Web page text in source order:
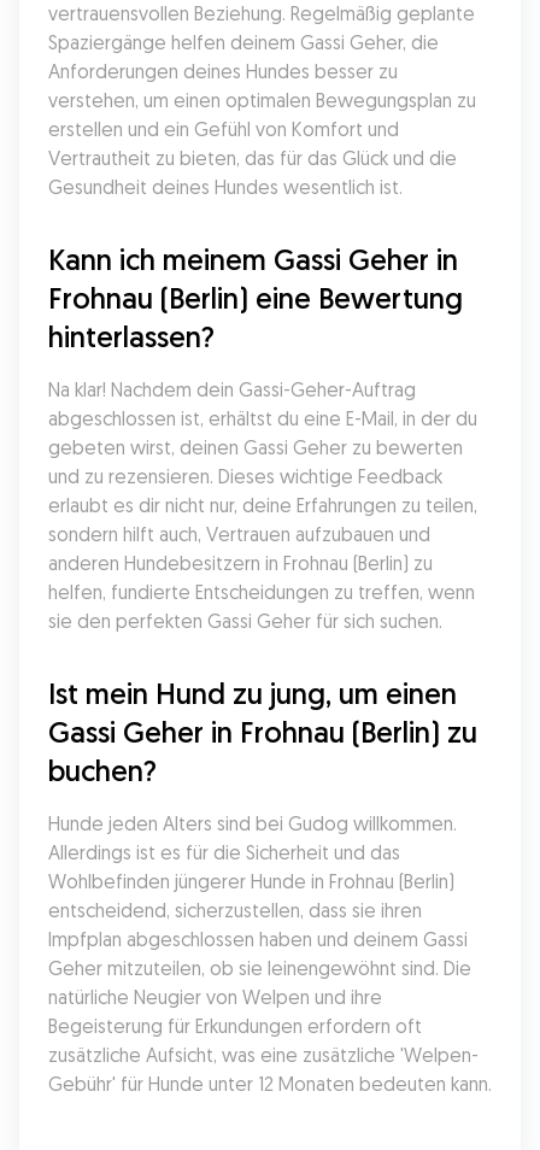
vertrauensvollen Beziehung. Regelmäßig geplante
Spaziergänge helfen deinem Gassi Geher, die
Anforderungen deines Hundes besser zu
verstehen, um einen optimalen Bewegungsplan zu
erstellen und ein Gefühl von Komfort und
Vertrautheit zu bieten, das für das Glück und die
Gesundheit deines Hundes wesentlich ist.
Kann ich meinem Gassi Geher in
Frohnau (Berlin) eine Bewertung
hinterlassen?
Na klar! Nachdem dein Gassi-Geher-Auftrag
abgeschlossen ist, erhältst du eine E-Mail, in der du
gebeten wirst, deinen Gassi Geher zu bewerten
und zu rezensieren. Dieses wichtige Feedback
erlaubt es dir nicht nur, deine Erfahrungen zu teilen,
sondern hilft auch, Vertrauen aufzubauen und
anderen Hundebesitzern in Frohnau (Berlin) zu
helfen, fundierte Entscheidungen zu treffen, wenn
sie den perfekten Gassi Geher für sich suchen.
Ist mein Hund zu jung, um einen
Gassi Geher in Frohnau (Berlin) zu
buchen?
Hunde jeden Alters sind bei Gudog willkommen.
Allerdings ist es für die Sicherheit und das
Wohlbefinden jüngerer Hunde in Frohnau (Berlin)
entscheidend, sicherzustellen, dass sie ihren
Impfplan abgeschlossen haben und deinem Gassi
Geher mitzuteilen, ob sie leinengewöhnt sind. Die
natürliche Neugier von Welpen und ihre
Begeisterung für Erkundungen erfordern oft
zusätzliche Aufsicht, was eine zusätzliche 'Welpen-
Gebühr' für Hunde unter 12 Monaten bedeuten kann.